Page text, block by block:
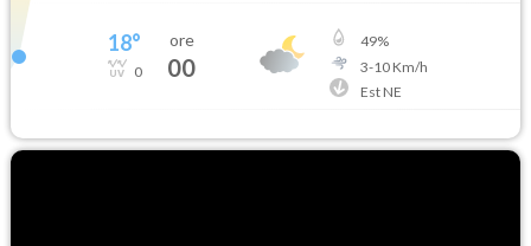
18°
0
ore
00
49%
3-10Km/h
Est NE